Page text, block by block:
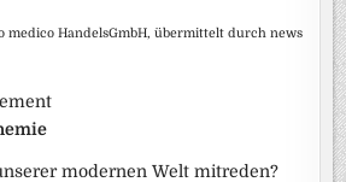
medico HandelsGmbH, übermittelt durch news
modernen Welt mitreden?